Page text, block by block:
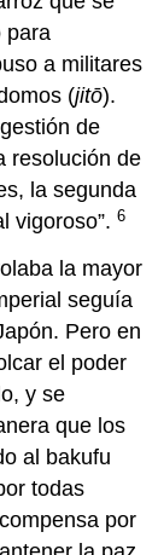
para
a militares
(jitō).
de
resolución de
la segunda
vigoroso”.6
la mayor
seguía
Pero en
el poder
y se
que los
al bakufu
todas
por